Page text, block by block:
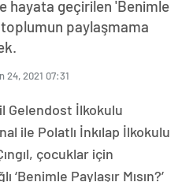
hayata geçirilen 'Benimle
toplumun paylaşmama
24, 2021 07:31
Gelendost İlkokulu
ile Polatlı İnkılap İlkokulu
çocuklar için
Paylaşır Mısın?’